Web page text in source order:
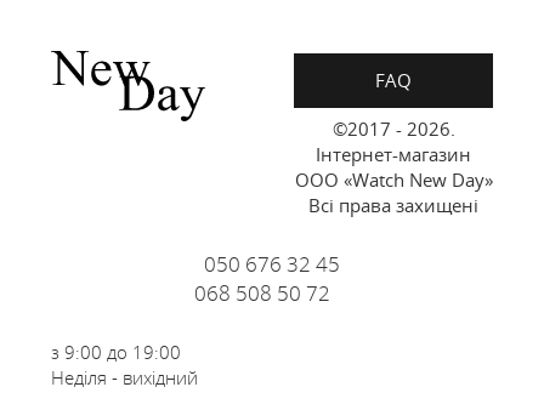
FAQ
©2017 - 2026.
Інтернет-магазин
ООО «Watch New Day»
Всі права захищені
050 676 32 45
068 508 50 72
з 9:00 до 19:00
Неділя - вихідний